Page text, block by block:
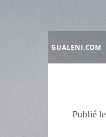
GUALENI.COM
Publié le